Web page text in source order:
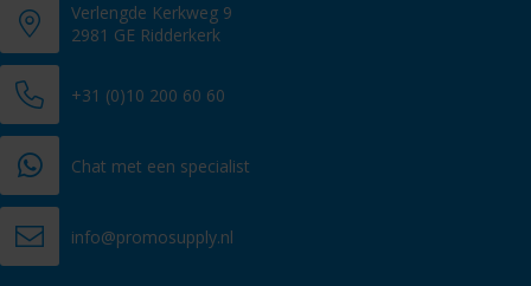
Verlengde Kerkweg 9
2981 GE Ridderkerk
+31 (0)10 200 60 60
Chat met een specialist
info@promosupply.nl